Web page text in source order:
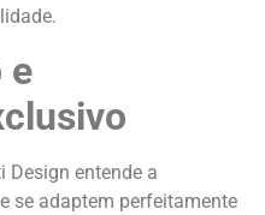
e
Design entende a
se adaptem perfeitamente